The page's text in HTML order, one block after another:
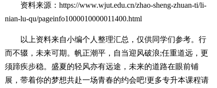
资料来源：https://www.wjut.edu.cn/zhao-sheng-zhuan-ti/li-
nian-lu-qu/pageinfo1000010000011400.html
以上资料来自小编个人整理汇总，仅供同学们参考。行
而不辍，未来可期。帆正潮平，自当迎风破浪;任重道远，更
须蹄疾步稳。盛夏的轻风亦有远途，未来的道路在眼前铺
展，带着你的梦想共赴一场青春的约会吧!更多专升本课程请